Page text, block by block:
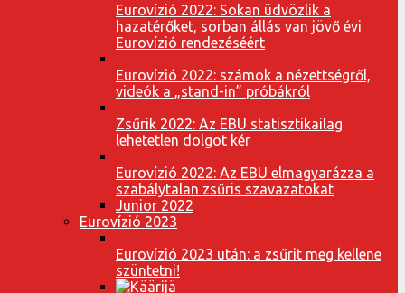
Eurovízió 2022: Sokan üdvözlik a
hazatérőket, sorban állás van jövő évi
Eurovízió rendezéséért
Eurovízió 2022: számok a nézettségről,
videók a „stand-in” próbákról
Zsűrik 2022: Az EBU statisztikailag
lehetetlen dolgot kér
Eurovízió 2022: Az EBU elmagyarázza a
szabálytalan zsűris szavazatokat
Junior 2022
Eurovízió 2023
Eurovízió 2023 után: a zsűrit meg kellene
szüntetni!